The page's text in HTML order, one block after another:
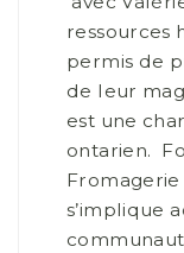
ressources
permis de
de leur
est une
ontarien.
s’implique